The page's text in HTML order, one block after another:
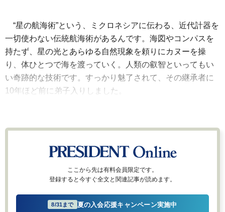
“星の航海術”という、ミクロネシアに伝わる、近代計器を
一切使わない伝統航海術があるんです。海図やコンパスを
持たず、星の光とあらゆる自然現象を頼りにカヌーを操
り、体ひとつで海を渡っていく。人類の叡智といってもい
い奇跡的な技術です。すっかり魅了されて、その継承者に
10年ほど前に弟子入りしました。
ここから先は有料会員限定です。
登録すると今すぐ全文と関連記事が読めます。
8/31まで 夏の入会応援キャンペーン実施中